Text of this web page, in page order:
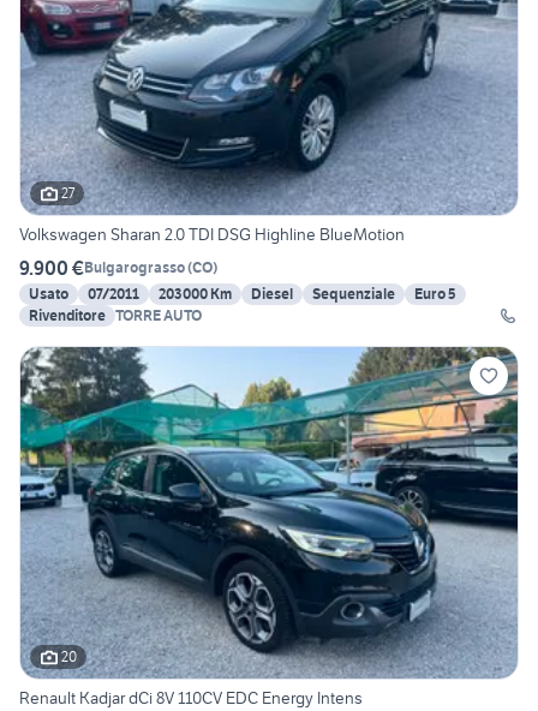
27
Volkswagen Sharan 2.0 TDI DSG Highline BlueMotion
9.900 €Bulgarograsso(CO)
Usato
07/2011 203000 Km Diesel Sequenziale
Euro 5
Rivenditore TORRE AUTO
20
Renault Kadjar dCi 8V 110CV EDC Energy Intens